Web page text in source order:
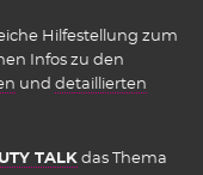
Hilfestellung zum
Infos zu den
und detaillierten
TALK das Thema